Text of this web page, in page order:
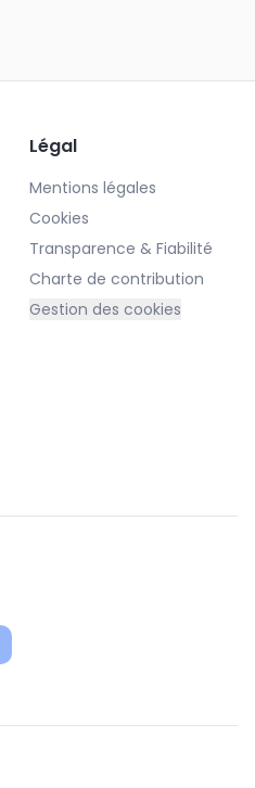
Légal
Mentions légales
Cookies
Transparence & Fiabilité
Charte de contribution
Gestion des cookies